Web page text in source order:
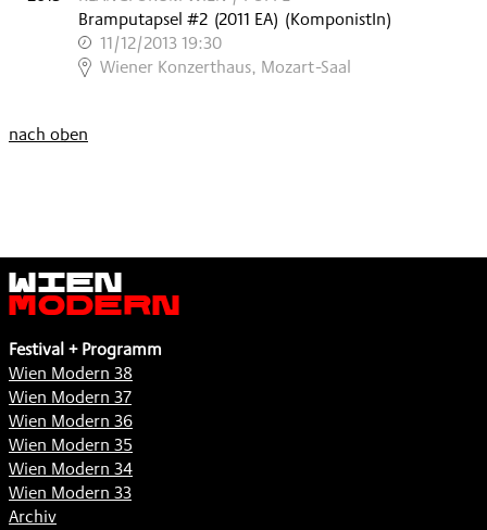
Bramputapsel #2 (2011 EA) (KomponistIn)
11/12/2013 19:30
,
Wiener Konzerthaus, Mozart-Saal
nach oben
Wien
Modern
Festival + Programm
Wien Modern 38
Wien Modern 37
Wien Modern 36
Wien Modern 35
Wien Modern 34
Wien Modern 33
Archiv